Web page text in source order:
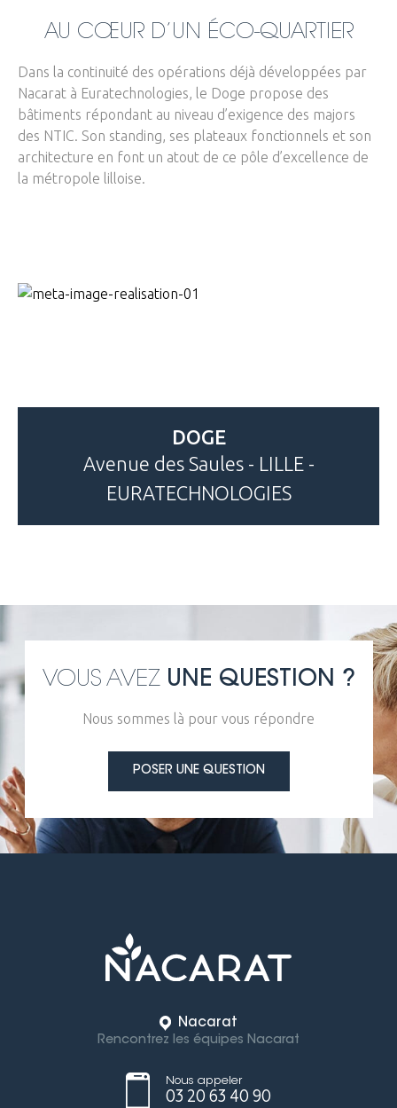
AU CŒUR D’UN ÉCO-QUARTIER
Dans la continuité des opérations déjà développées par
Nacarat à Euratechnologies, le Doge propose des
bâtiments répondant au niveau d’exigence des majors
des NTIC. Son standing, ses plateaux fonctionnels et son
architecture en font un atout de ce pôle d’excellence de
la métropole lilloise.
DOGE
Avenue des Saules - LILLE -
EURATECHNOLOGIES
VOUS AVEZ UNE QUESTION ?
Nous sommes là pour vous répondre
POSER UNE QUESTION
Nacarat
Rencontrez les équipes Nacarat
Nous appeler
03 20 63 40 90